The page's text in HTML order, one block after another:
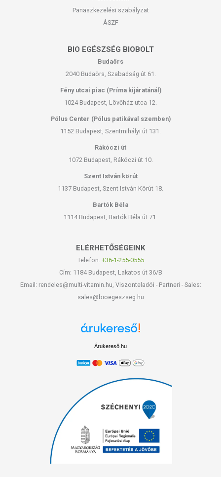
Panaszkezelési szabályzat
ÁSZF
BIO EGÉSZSÉG BIOBOLT
Budaörs
2040 Budaörs, Szabadság út 61.
Fény utcai piac (Príma kijáratánál)
1024 Budapest, Lövőház utca 12.
Pólus Center (Pólus patikával szemben)
1152 Budapest, Szentmihályi út 131.
Rákóczi út
1072 Budapest, Rákóczi út 10.
Szent István körút
1137 Budapest, Szent István Körút 18.
Bartók Béla
1114 Budapest, Bartók Béla út 71.
ELÉRHETŐSÉGEINK
Telefon: +36-1-255-0555
Cím: 1184 Budapest, Lakatos út 36/B
Email: rendeles@multi-vitamin.hu, Viszonteladói - Partneri - Sales:
sales@bioegeszseg.hu
Árukereső.hu